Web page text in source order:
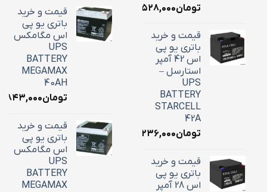
تومان۲۲,۵۲۸,۰۰۰
قیمت و خرید
باتری یو پی
اس 42 آمپر
استارسل –
UPS
BATTERY
STARCELL
42A
تومان۱۶,۲۳۶,۰۰۰
قیمت و خرید
باتری یو پی
اس 28 آمپر
قیمت و خرید
باتری یو پی
اس مگامکس
UPS
BATTERY
MEGAMAX
40AH
تومان
قیمت و خرید
باتری یو پی
اس مگامکس
UPS
BATTERY
MEGAMAX